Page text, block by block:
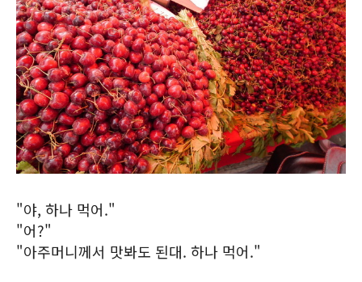
"야, 하나 먹어."
"어?"
"아주머니께서 맛봐도 된대. 하나 먹어."